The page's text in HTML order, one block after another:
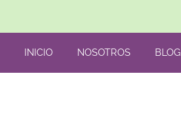
INICIO NOSOTROS BLOG